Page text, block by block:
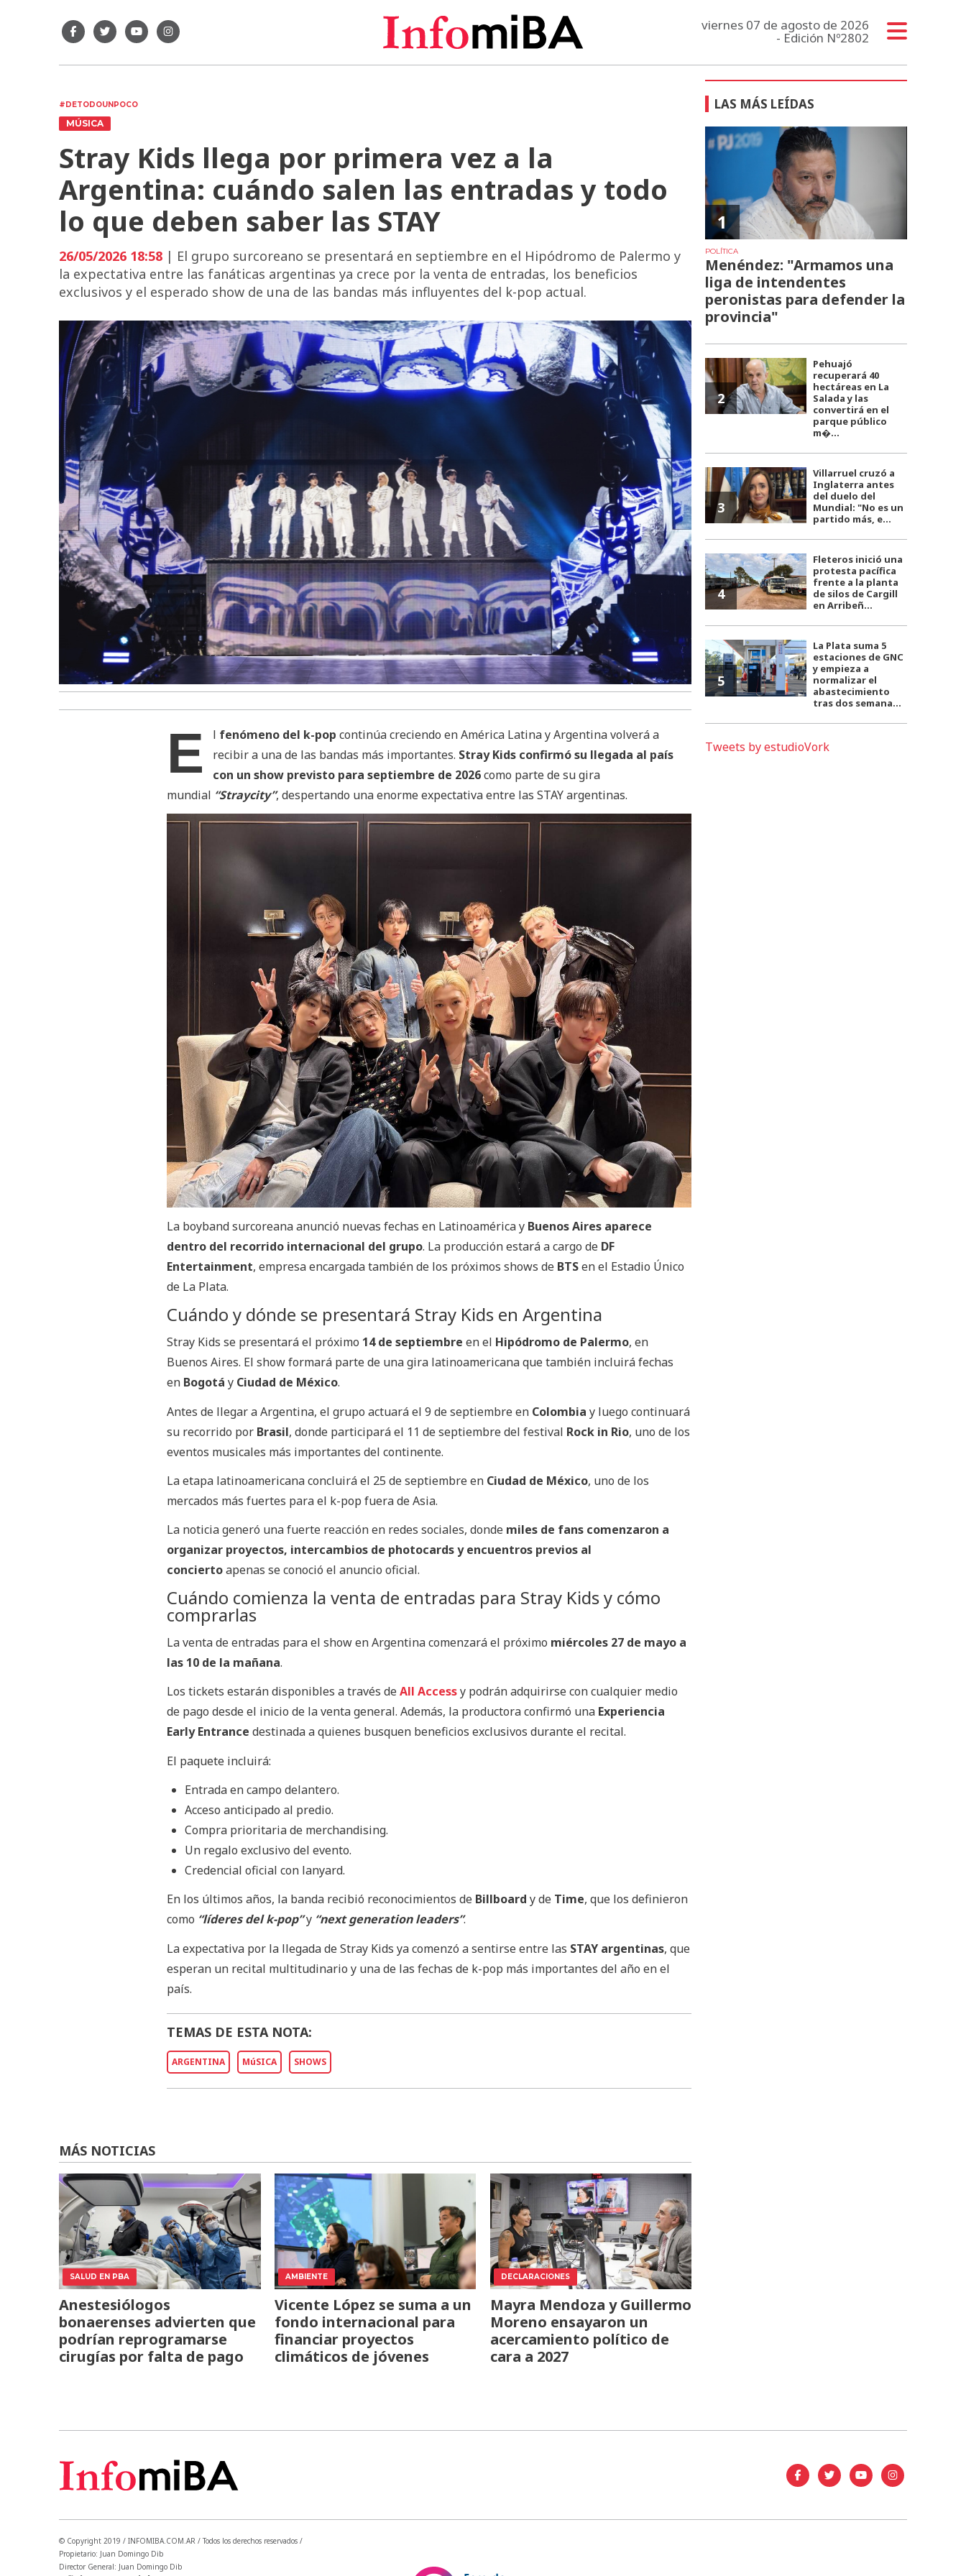
viernes 07 de agosto de 2026
- Edición Nº2802
#DETODOUNPOCO
MÚSICA
Stray Kids llega por primera vez a la
Argentina: cuándo salen las entradas y todo
lo que deben saber las STAY
26/05/2026 18:58 | El grupo surcoreano se presentará en septiembre en el Hipódromo de Palermo y
la expectativa entre las fanáticas argentinas ya crece por la venta de entradas, los beneficios
exclusivos y el esperado show de una de las bandas más influyentes del k-pop actual.
E l fenómeno del k-pop continúa creciendo en América Latina y Argentina volverá a
recibir a una de las bandas más importantes. Stray Kids confirmó su llegada al país
con un show previsto para septiembre de 2026como parte de su gira
mundial “Straycity”, despertando una enorme expectativa entre las STAY argentinas.
La boyband surcoreana anunció nuevas fechas en Latinoamérica y Buenos Aires aparece
dentro del recorrido internacional del grupo. La producción estará a cargo de DF
Entertainment, empresa encargada también de los próximos shows de BTSen el Estadio Único
de La Plata.
Cuándo y dónde se presentará Stray Kids en Argentina
Stray Kids se presentará el próximo 14 de septiembre en el Hipódromo de Palermo, en
Buenos Aires. El show formará parte de una gira latinoamericana que también incluirá fechas
en Bogotá y Ciudad de México.
Antes de llegar a Argentina, el grupo actuará el 9 de septiembre en Colombia y luego continuará
su recorrido por Brasil, donde participará el 11 de septiembre del festival Rock in Rio, uno de los
eventos musicales más importantes del continente.
La etapa latinoamericana concluirá el 25 de septiembre en Ciudad de México, uno de los
mercados más fuertes para el k-pop fuera de Asia.
La noticia generó una fuerte reacción en redes sociales, donde miles de fans comenzaron a
organizar proyectos, intercambios de photocards y encuentros previos al
conciertoapenas se conoció el anuncio oficial.
Cuándo comienza la venta de entradas para Stray Kids y cómo
comprarlas
La venta de entradas para el show en Argentina comenzará el próximo miércoles 27 de mayo a
las 10 de la mañana.
Los tickets estarán disponibles a través deAll Accessy podrán adquirirse con cualquier medio
de pago desde el inicio de la venta general. Además, la productora confirmó una Experiencia
Early Entrance destinada a quienes busquen beneficios exclusivos durante el recital.
El paquete incluirá:
Entrada en campo delantero.
Acceso anticipado al predio.
Compra prioritaria de merchandising.
Un regalo exclusivo del evento.
Credencial oficial con lanyard.
En los últimos años, la banda recibió reconocimientos de Billboard y de Time, que los definieron
como “líderes del k-pop”y “next generation leaders”.
La expectativa por la llegada de Stray Kids ya comenzó a sentirse entre las STAY argentinas, que
esperan un recital multitudinario y una de las fechas de k-pop más importantes del año en el
país.
TEMAS DE ESTA NOTA:
ARGENTINA MúSICA SHOWS
MÁS NOTICIAS
SALUD EN PBA
Anestesiólogos
bonaerenses advierten que
podrían reprogramarse
cirugías por falta de pago
AMBIENTE
Vicente López se suma a un
fondo internacional para
financiar proyectos
climáticos de jóvenes
DECLARACIONES
Mayra Mendoza y Guillermo
Moreno ensayaron un
acercamiento político de
cara a 2027
LAS MÁS LEÍDAS
1
POLÍTICA
Menéndez: "Armamos una
liga de intendentes
peronistas para defender la
provincia"
2
Pehuajó
recuperará 40
hectáreas en La
Salada y las
convertirá en el
parque público
m�...
3
Villarruel cruzó a
Inglaterra antes
del duelo del
Mundial: "No es un
partido más, e...
4
Fleteros inició una
protesta pacífica
frente a la planta
de silos de Cargill
en Arribeñ...
5
La Plata suma 5
estaciones de GNC
y empieza a
normalizar el
abastecimiento
tras dos semana...
Tweets by estudioVork
© Copyright 2019 / INFOMIBA.COM.AR / Todos los derechos reservados /
Propietario: Juan Domingo Dib
Director General: Juan Domingo Dib